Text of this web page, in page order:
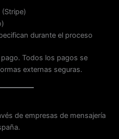
durante el proceso
Todos los pagos se
externas seguras.
de empresas de mensajería